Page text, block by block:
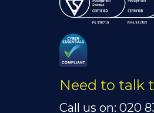
Need to talk
Call us on: 020